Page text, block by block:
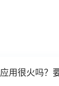
用很火吗？